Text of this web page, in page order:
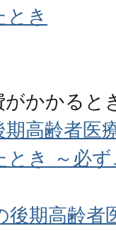
き
がかかると
高齢者医
き ～必
期高齢者